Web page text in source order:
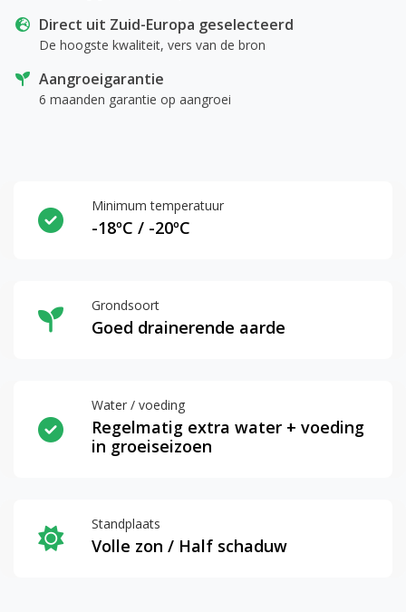
Direct uit Zuid-Europa geselecteerd
De hoogste kwaliteit, vers van de bron
Aangroeigarantie
6 maanden garantie op aangroei
Minimum temperatuur
-18ºC / -20ºC
Grondsoort
Goed drainerende aarde
Water / voeding
Regelmatig extra water + voeding
in groeiseizoen
Standplaats
Volle zon / Half schaduw